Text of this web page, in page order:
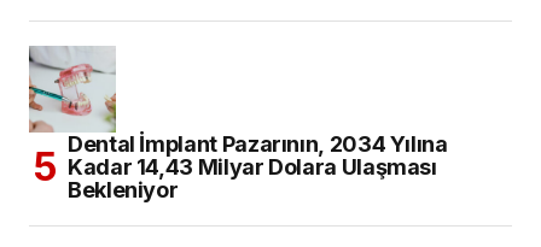
Dental İmplant Pazarının, 2034 Yılına
Kadar 14,43 Milyar Dolara Ulaşması
Bekleniyor